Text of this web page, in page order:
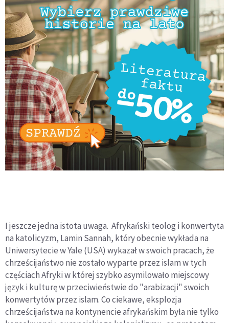
I jeszcze jedna istota uwaga. Afrykański teolog i konwertyta
na katolicyzm, Lamin Sannah, który obecnie wykłada na
Uniwersytecie w Yale (USA) wykazał w swoich pracach, że
chrześcijaństwo nie zostało wyparte przez islam w tych
częściach Afryki w której szybko asymilowało miejscowy
język i kulturę w przeciwieństwie do "arabizacji" swoich
konwertytów przez islam. Co ciekawe, eksplozja
chrześcijaństwa na kontynencie afrykańskim była nie tylko